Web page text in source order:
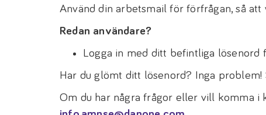
Använd din arbetsmail för förfrågan, så
Redan användare?
Logga in med ditt befintliga
Har du glömt ditt lösenord? Inga
Om du har några frågor eller vill komma i